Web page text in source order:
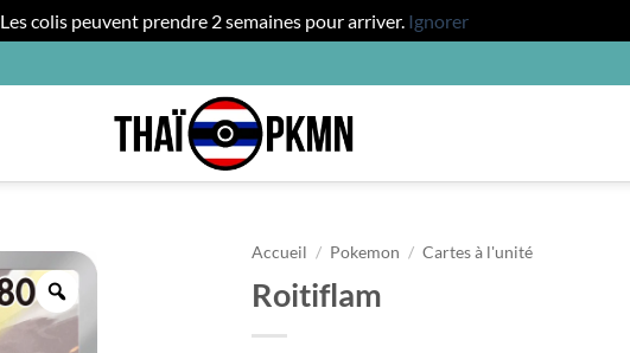
Les colis peuvent prendre 2 semaines pour arriver. Ignorer
Accueil / Pokemon / Cartes à l'unité
Roitiflam